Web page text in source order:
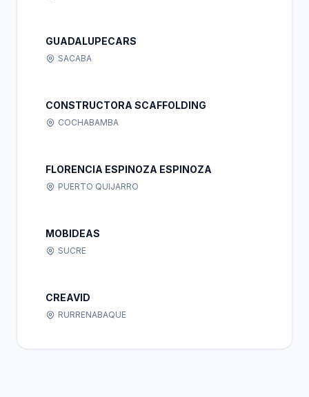
GUADALUPECARS
SACABA
CONSTRUCTORA SCAFFOLDING
COCHABAMBA
FLORENCIA ESPINOZA ESPINOZA
PUERTO QUIJARRO
MOBIDEAS
SUCRE
CREAVID
RURRENABAQUE